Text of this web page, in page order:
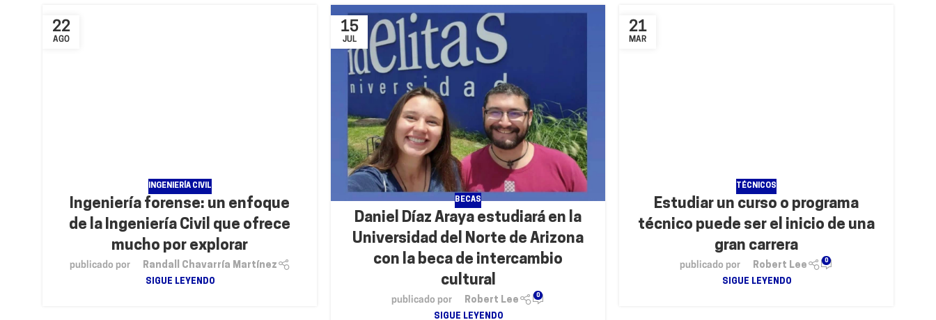
22
AGO
INGENIERÍA CIVIL
Ingeniería forense: un enfoque
de la Ingeniería Civil que ofrece
mucho por explorar
publicado por Randall Chavarría Martínez
SIGUE LEYENDO
15
JUL
BECAS
Daniel Díaz Araya estudiará en la
Universidad del Norte de Arizona
con la beca de intercambio
cultural
publicado por Robert Lee 0
SIGUE LEYENDO
21
MAR
TÉCNICOS
Estudiar un curso o programa
técnico puede ser el inicio de una
gran carrera
publicado por Robert Lee 0
SIGUE LEYENDO